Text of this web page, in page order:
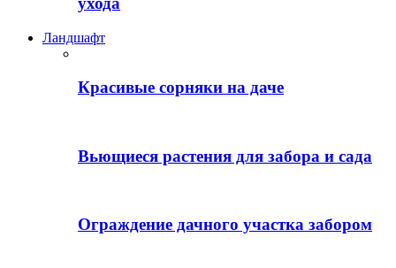
Ландшафт
Красивые сорняки на даче
Вьющиеся растения для забора и сада
Ограждение дачного участка забором